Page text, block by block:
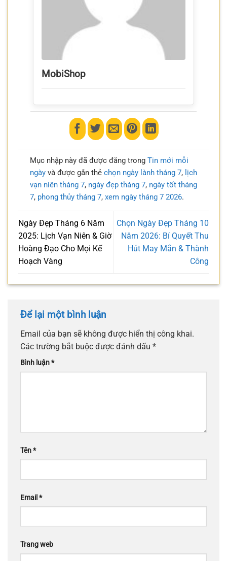
MobiShop
Mục nhập này đã được đăng trong Tin mới mỗi
ngàyvà được gắn thẻ chọn ngày lành tháng 7, lịch
vạn niên tháng 7, ngày đẹp tháng 7, ngày tốt tháng
7, phong thủy tháng 7, xem ngày tháng 7 2026.
Ngày Đẹp Tháng 6 Năm
2025: Lịch Vạn Niên & Giờ
Hoàng Đạo Cho Mọi Kế
Hoạch Vàng
Chọn Ngày Đẹp Tháng 10
Năm 2026: Bí Quyết Thu
Hút May Mắn & Thành
Công
Để lại một bình luận
Email của bạn sẽ không được hiển thị công khai.
Các trường bắt buộc được đánh dấu *
Bình luận*
Tên*
Email *
Trang web